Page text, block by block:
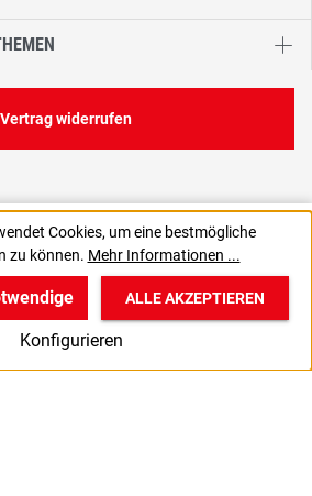
Vertrag widerrufen
Cookies, um eine bestmögliche
zu können. Mehr Informationen ...
Konfigurieren
ALLE AKZEPTIEREN
v
Produkte
B